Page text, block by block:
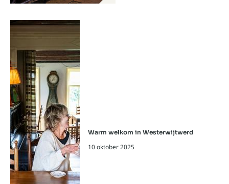
Warm welkom in Westerwijtwerd
10 oktober 2025